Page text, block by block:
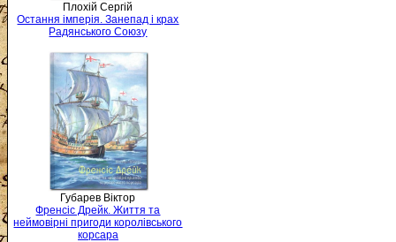
Плохій Сергій
Остання імперія. Занепад і крах
Радянського Союзу
Губарев Віктор
Френсіс Дрейк. Життя та
неймовірні пригоди королівського
корсара